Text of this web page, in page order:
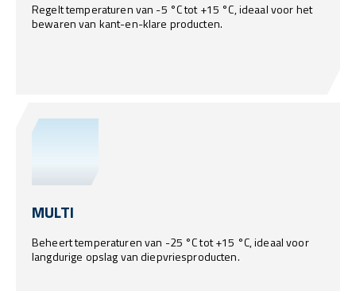
Regelt temperaturen van -5 °C tot +15 °C, ideaal voor het
bewaren van kant-en-klare producten.
MULTI
Beheert temperaturen van -25 °C tot +15 °C, ideaal voor
langdurige opslag van diepvriesproducten.